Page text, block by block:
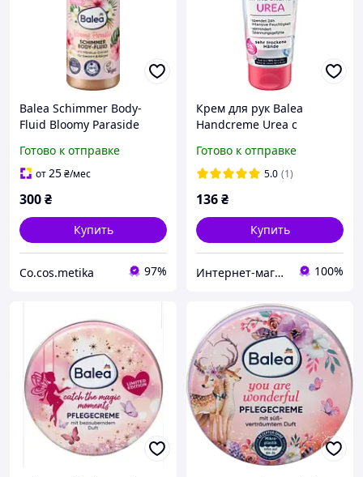
Balea Schimmer Body-
Fluid Bloomy Paraside
мерехтливим ефектом
75мл.
Готово к отправке
от25₴/мес
300₴
Купить
Co.cos.metika 97%
Крем для рук Balea
Handcreme Urea с
Готово к отправке
5.0 (1)
136₴
Купить
Интернет-магазин "Fresh-Store" 100%